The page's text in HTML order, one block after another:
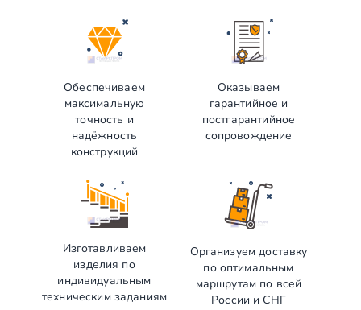
Обеспечиваем
максимальную
точность и
надёжность
конструкций
Оказываем
гарантийное и
постгарантийное
сопровождение
Изготавливаем
изделия по
индивидуальным
техническим заданиям
Организуем доставку
по оптимальным
маршрутам по всей
России и СНГ